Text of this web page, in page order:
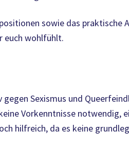
sowie das praktische
euch wohlfühlt.
Sexismus und
Vorkenntnisse notwendig,
hilfreich, da es keine